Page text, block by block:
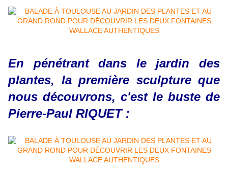
En pénétrant dans le jardin des
plantes, la première sculpture que
nous découvrons, c'est le buste de
Pierre-Paul RIQUET :